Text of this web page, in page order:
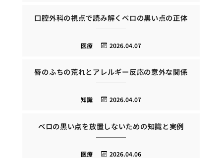
口腔外科の視点で読み解くベロの黒い点の正体
2026.04.07
医療
唇のふちの荒れとアレルギー反応の意外な関係
2026.04.07
知識
ベロの黒い点を放置しないための知識と実例
2026.04.06
医療